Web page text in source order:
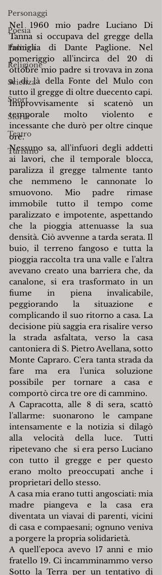
Personaggi
Poesia
Politica
Religione
Scienza
Sport
Storia
Teatro
Turismo
Nel 1960 mio padre Luciano Di
Tanna si occupava del gregge della
famiglia di Dante Paglione. Nel
pomeriggio all'incirca del 20 di
ottobre mio padre si trovava in zona
al di là della Fonte del Mulo con
tutto il gregge di oltre duecento capi.
Improvvisamente si scatenò un
temporale molto violento e
incessante che durò per oltre cinque
ore.
Nessuno sa, all'infuori degli addetti
ai lavori, che il temporale blocca,
paralizza il gregge talmente tanto
che nemmeno le cannonate lo
smuovono. Mio padre rimase
immobile tutto il tempo come
paralizzato e impotente, aspettando
che la pioggia attenuasse la sua
densità. Ciò avvenne a tarda serata. Il
buio, il terreno fangoso e tutta la
pioggia raccolta tra una valle e l'altra
avevano creato una barriera che, da
canalone, si era trasformato in un
fiume in piena invalicabile,
peggiorando la situazione e
complicando il suo ritorno a casa. La
decisione più saggia era risalire verso
la strada asfaltata, verso la casa
cantoniera di S. Pietro Avellana, sotto
Monte Capraro. C'era tanta strada da
fare ma era l'unica soluzione
possibile per tornare a casa e
comportò circa tre ore di cammino.
A Capracotta, alle 8 di sera, scattò
l'allarme: suonarono le campane
intensamente e la notizia si dilagò
alla velocità della luce. Tutti
ripetevano che  si era perso Luciano
con tutto il gregge e per questo
erano molto preoccupati anche i
proprietari dello stesso.
A casa mia erano tutti angosciati: mia
madre piangeva e la casa era
diventata un viavai di parenti, vicini
di casa e compaesani; ognuno veniva
a porgere la propria solidarietà.
A quell'epoca avevo 17 anni e mio
fratello 19. Ci incamminammo verso
Sotto la Terra per un tentativo di